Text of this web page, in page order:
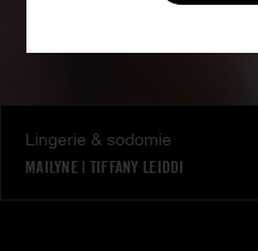
Lingerie & sodomie
MAILYNE| TIFFANY LEIDDI